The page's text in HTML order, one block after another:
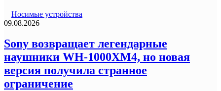
Носимые устройства
09.08.2026
Sony возвращает легендарные
наушники WH-1000XM4, но новая
версия получила странное
ограничение